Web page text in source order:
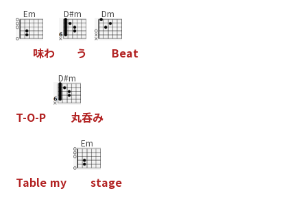
Em
味わ
D#m
う
Dm
Beat
T-O-P
D#m
丸呑み
Table my
Em
stage